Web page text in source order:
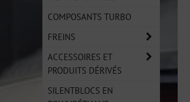
COMPOSANTS TURBO
FREINS
ACCESSOIRES ET
PRODUITS DÉRIVÉS
SILENTBLOCS EN